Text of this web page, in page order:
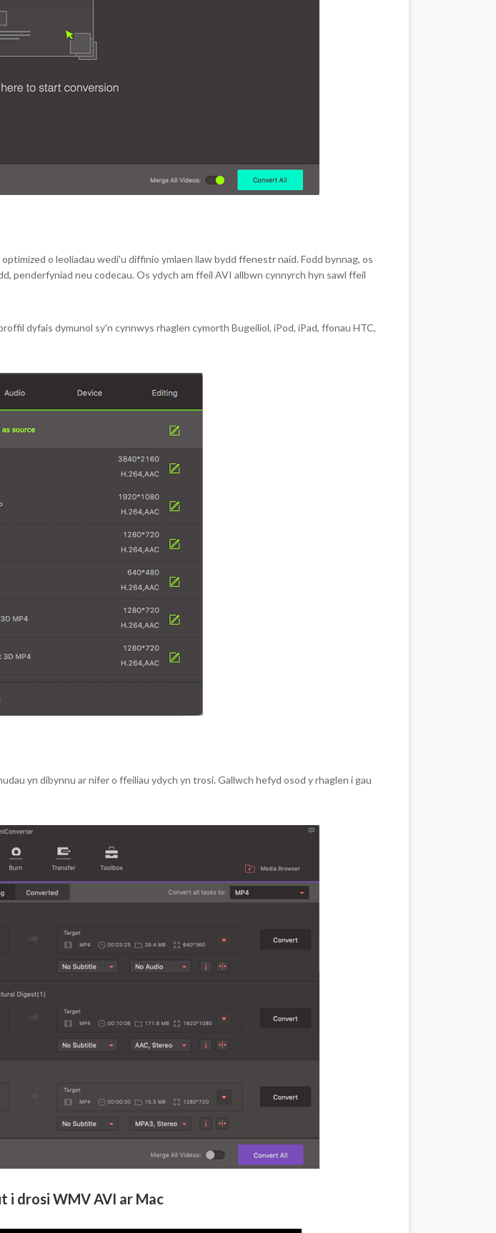
o leoliadau wedi'u diffinio ymlaen llaw bydd ffenestr naid. Fodd bynnag, os
penderfyniad neu codecau. Os ydych am ffeil AVI allbwn cynnyrch hyn sawl ffeil
dyfais dymunol sy'n cynnwys rhaglen cymorth Bugeiliol, iPod, iPad, ffonau HTC,
yn dibynnu ar nifer o ffeiliau ydych yn trosi. Gallwch hefyd osod y rhaglen i gau
i drosi WMV AVI ar Mac